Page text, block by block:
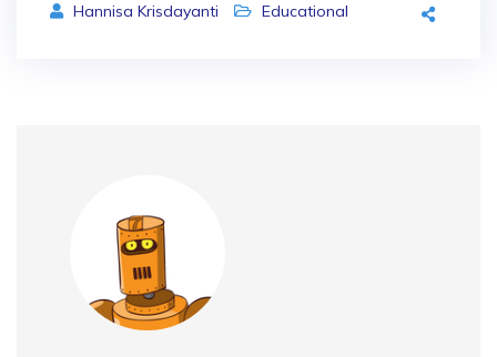
Hannisa Krisdayanti Educational